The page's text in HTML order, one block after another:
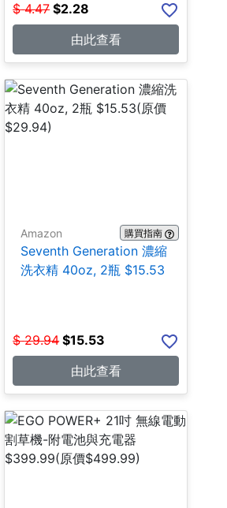
$ 4.47 $2.28
由此查看
Amazon 購買指南
Seventh Generation 濃縮
洗衣精 40oz, 2瓶 $15.53
$ 29.94 $15.53
由此查看